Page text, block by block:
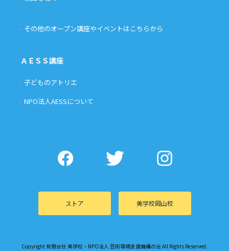
その他のオープン講座やイベントはこちらから
ＡＥＳＳ講座
子どものアトリエ
NPO法人AESSについて
ストア 美学校岡山校
Copyright 有限会社 美学校・NPO法人 芸術環境支援機構の会 All Rights Reserved.